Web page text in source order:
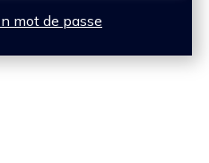
mot de passe